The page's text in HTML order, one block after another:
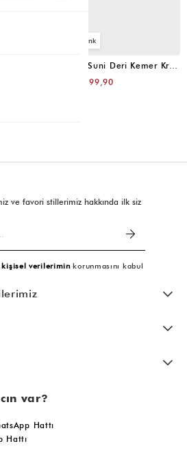
Uzun Tokalı Suni Deri Kemer Krem
₺199,90
ve favori stillerimiz hakkında ilk siz
kişisel verileriminkorunmasını kabul
var?
Hattı
Hattı